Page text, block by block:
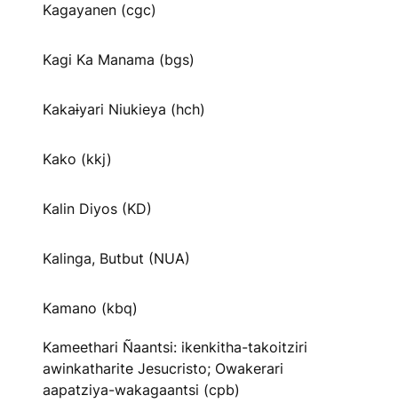
Kagayanen (cgc)
Kagi Ka Manama (bgs)
Kakaɨyari Niukieya (hch)
Kako (kkj)
Kalin Diyos (KD)
Kalinga, Butbut (NUA)
Kamano (kbq)
Kameethari Ñaantsi: ikenkitha-takoitziri
awinkatharite Jesucristo; Owakerari
aapatziya-wakagaantsi (cpb)